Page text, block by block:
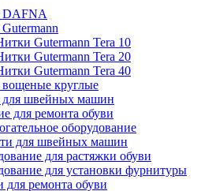
Gutermann Tera 10
Gutermann Tera 20
Gutermann Tera 40
круглые
швейных машин
для ремонта обуви
оборудование
для швейных машин
для растяжки обуви
для установки фурнитуры
для ремонта обуви